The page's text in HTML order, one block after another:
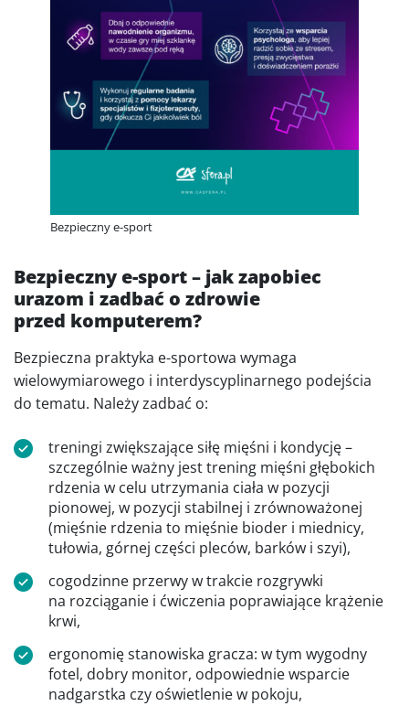
Bezpieczny e-sport
Bezpieczny e-sport – jak zapobiec
urazom i zadbać o zdrowie
przed komputerem?
Bezpieczna praktyka e-sportowa wymaga
wielowymiarowego i interdyscyplinarnego podejścia
do tematu. Należy zadbać o:
treningi zwiększające siłę mięśni i kondycję –
szczególnie ważny jest trening mięśni głębokich
rdzenia w celu utrzymania ciała w pozycji
pionowej, w pozycji stabilnej i zrównoważonej
(mięśnie rdzenia to mięśnie bioder i miednicy,
tułowia, górnej części pleców, barków i szyi),
cogodzinne przerwy w trakcie rozgrywki
na rozciąganie i ćwiczenia poprawiające krążenie
krwi,
ergonomię stanowiska gracza: w tym wygodny
fotel, dobry monitor, odpowiednie wsparcie
nadgarstka czy oświetlenie w pokoju,